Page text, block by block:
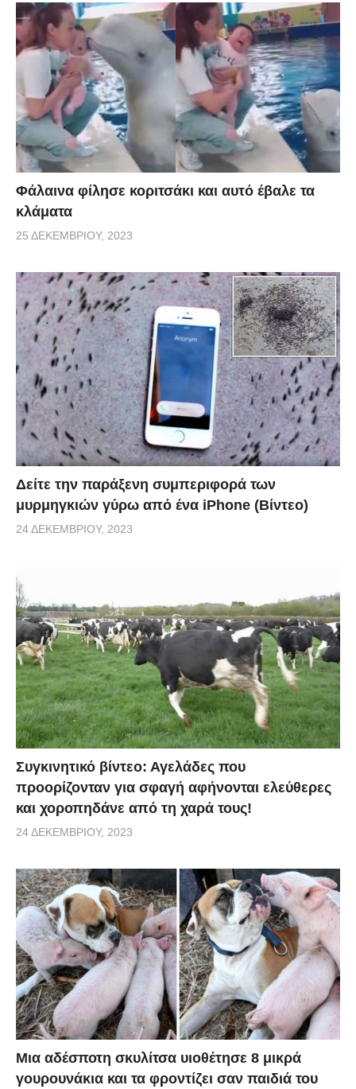
Φάλαινα φίλησε κοριτσάκι και αυτό έβαλε τα
κλάματα
25 ΔΕΚΕΜΒΡΊΟΥ, 2023
Δείτε την παράξενη συμπεριφορά των
μυρμηγκιών γύρω από ένα iPhone (Βίντεο)
24 ΔΕΚΕΜΒΡΊΟΥ, 2023
Συγκινητικό βίντεο: Αγελάδες που
προορίζονταν για σφαγή αφήνονται ελεύθερες
και χοροπηδάνε από τη χαρά τους!
24 ΔΕΚΕΜΒΡΊΟΥ, 2023
Μια αδέσποτη σκυλίτσα υιοθέτησε 8 μικρά
γουρουνάκια και τα φροντίζει σαν παιδιά του